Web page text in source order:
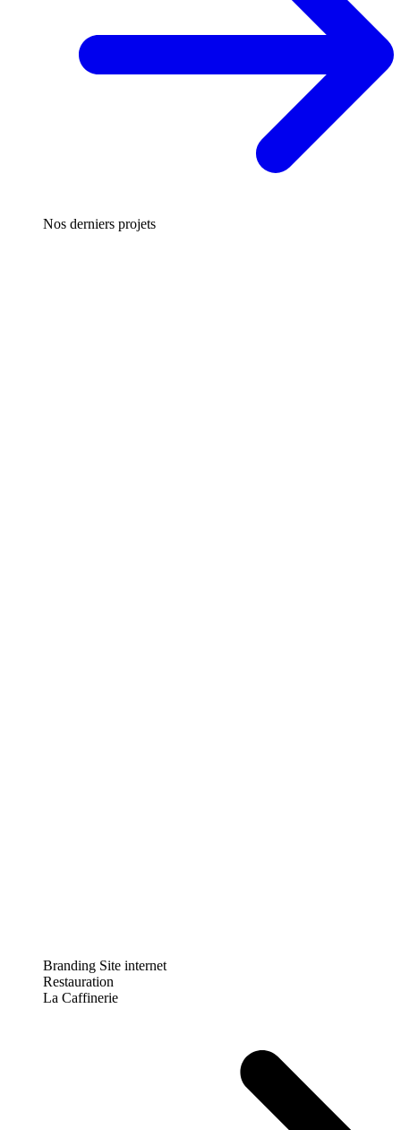
Nos derniers projets
Branding Site internet
Restauration
La Caffinerie